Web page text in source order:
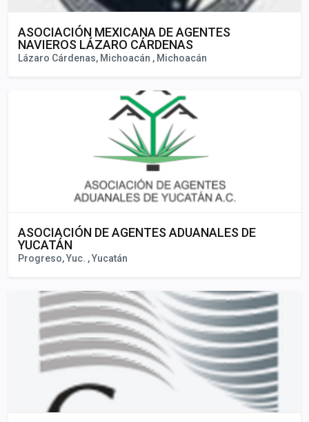
ASOCIACIÓN MEXICANA DE AGENTES
NAVIEROS LÁZARO CÁRDENAS
Lázaro Cárdenas, Michoacán , Michoacán
ASOCIACIÓN DE AGENTES ADUANALES DE
YUCATÁN
Progreso, Yuc. , Yucatán